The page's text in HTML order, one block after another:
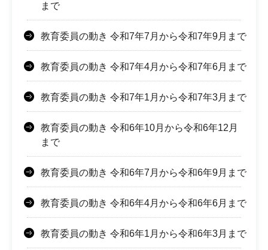
まで
教育委員の動き 令和7年7月から令和7年9月まで
教育委員の動き 令和7年4月から令和7年6月まで
教育委員の動き 令和7年1月から令和7年3月まで
教育委員の動き 令和6年10月から令和6年12月
まで
教育委員の動き 令和6年7月から令和6年9月まで
教育委員の動き 令和6年4月から令和6年6月まで
教育委員の動き 令和6年1月から令和6年3月まで